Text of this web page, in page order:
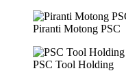
Piranti Motong PSC
PSC Tool Holding